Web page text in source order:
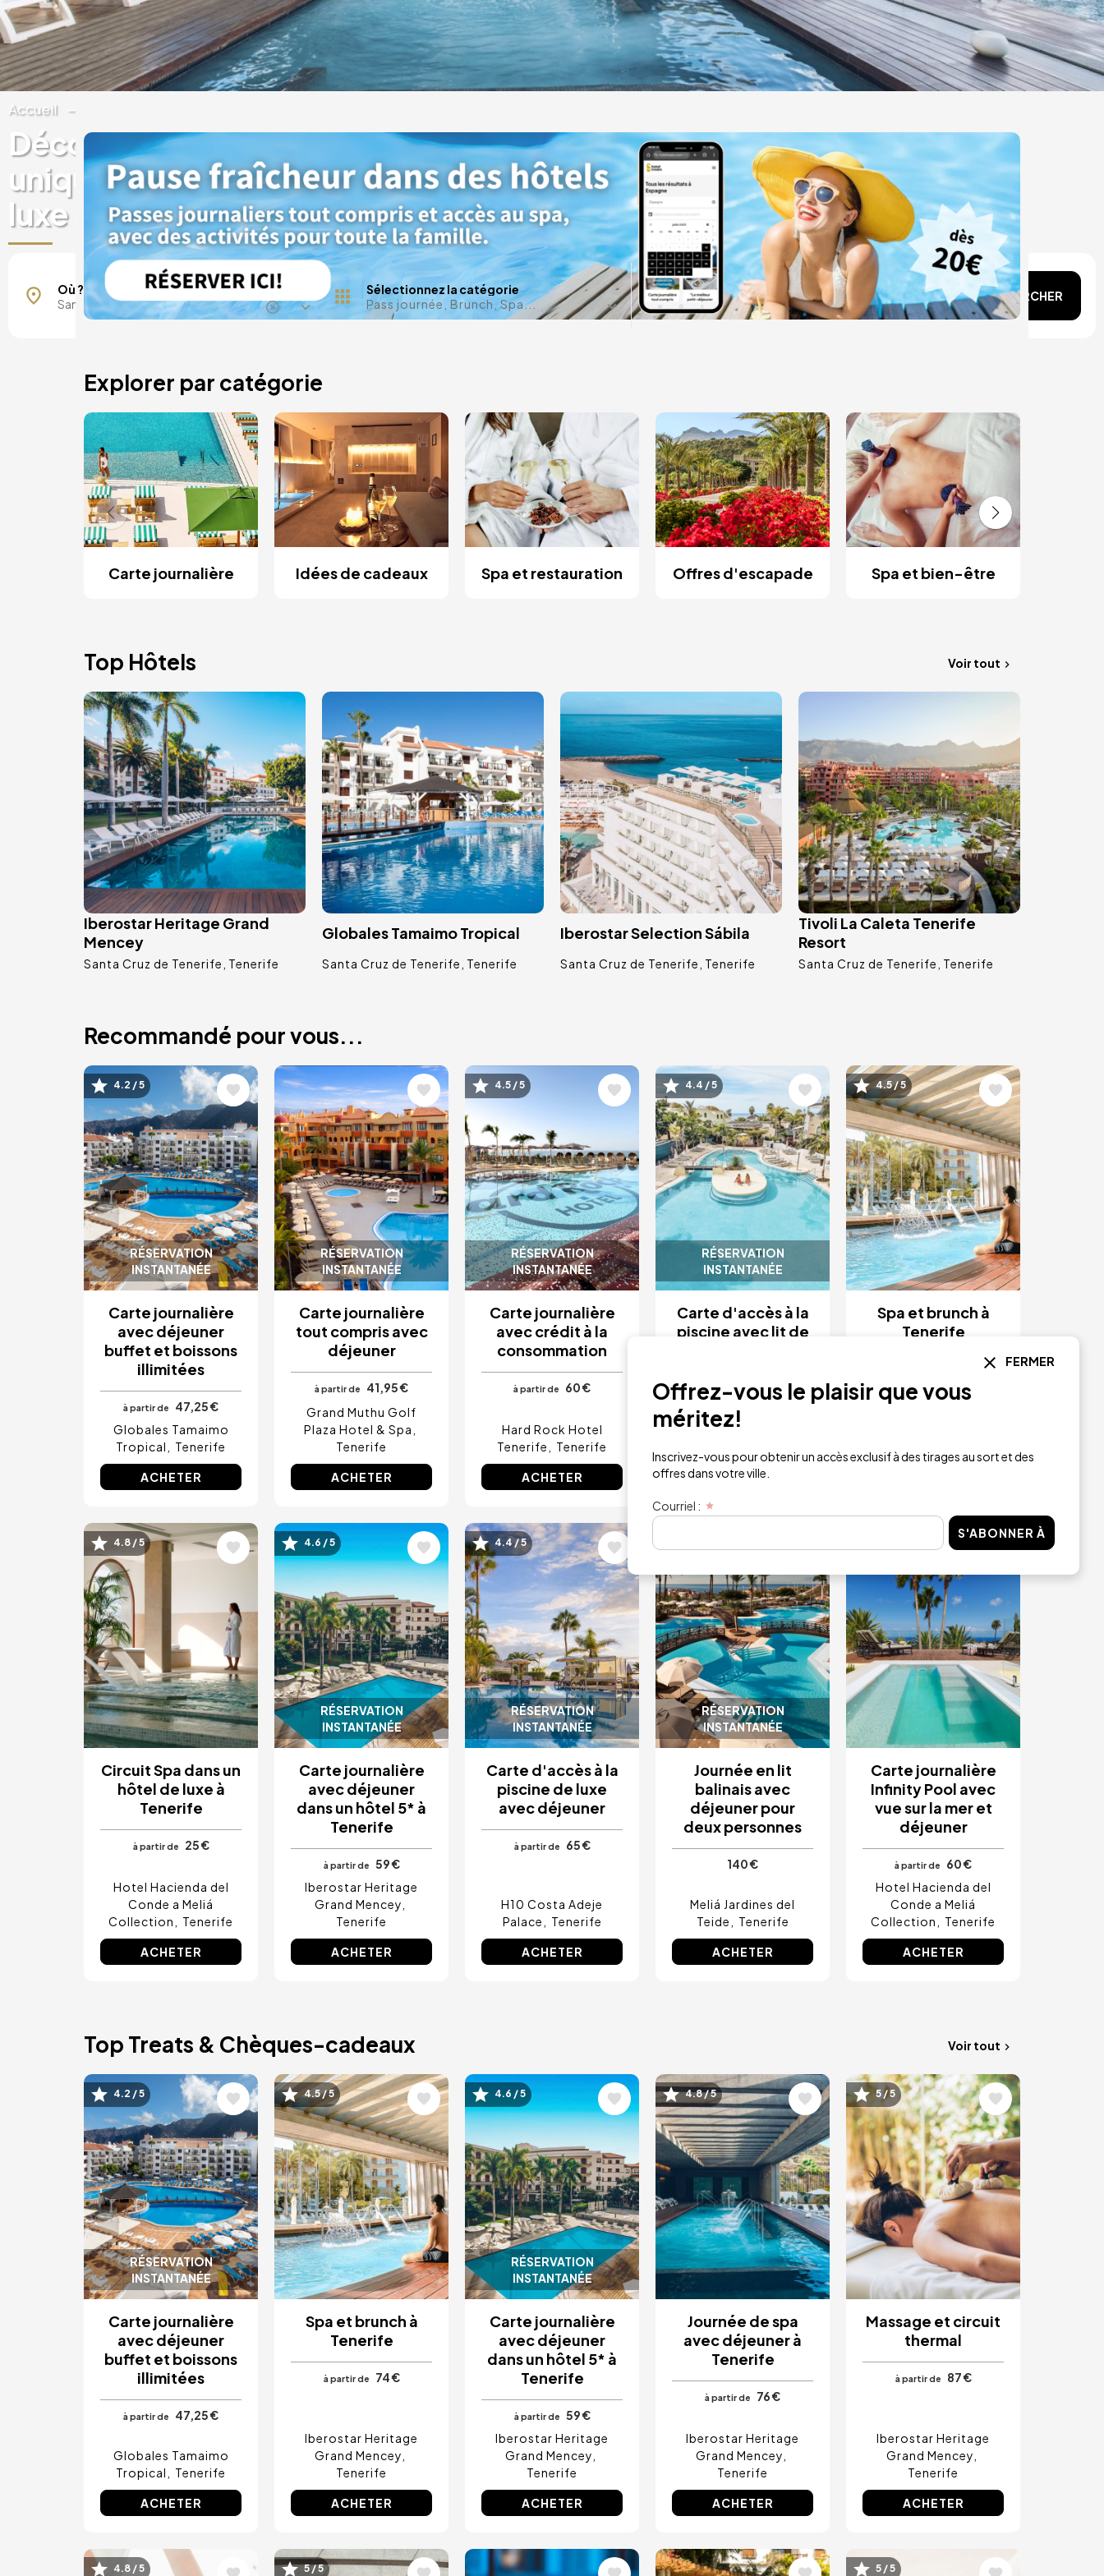
Accueil
Découvrez des expériences
uniques dans des hôtels de
luxe à Santa Cruz de Tenerife
Où ?
Sélectionnez la catégorie
Pass journée, Brunch, Spa...
Une date en tête ?
RECHERCHER
Explorer par catégorie
Carte journalière Idées de cadeaux Spa et restauration Offres d'escapade Spa et bien-être
Top Hôtels Voir tout
Image
Iberostar Heritage Grand
Mencey
Santa Cruz de Tenerife Tenerife
Image
Globales Tamaimo Tropical
Santa Cruz de Tenerife Tenerife
Image
Iberostar Selection Sábila
Santa Cruz de Tenerife Tenerife
Tivoli La Caleta Tenerife
Resort
Santa Cruz de Tenerife Tenerife
Recommandé pour vous...
RÉSERVATION
INSTANTANÉE
Image
4.2 / 5
Carte journalière
avec déjeuner
buffet et boissons
illimitées
à partir de
47,25 €
Globales Tamaimo
Tropical
Tenerife
ACHETER
RÉSERVATION
INSTANTANÉE
Image
Carte journalière
tout compris avec
déjeuner
à partir de
41,95 €
Grand Muthu Golf
Plaza Hotel & Spa
Tenerife
ACHETER
RÉSERVATION
INSTANTANÉE
Image
4.5 / 5
Carte journalière
avec crédit à la
consommation
à partir de 60 €
Hard Rock Hotel
Tenerife
Tenerife
ACHETER
RÉSERVATION
INSTANTANÉE
Image
4.4 / 5
Carte d'accès à la
piscine avec lit de
Hotel Suite Villa Maria
ACHETER
Image
4.5 / 5
Spa et brunch à
Tenerife
Image
4.8 / 5
Circuit Spa dans un
hôtel de luxe à
Tenerife
à partir de 25 €
Hotel Hacienda del
Conde a Meliá
Collection
Tenerife
ACHETER
RÉSERVATION
INSTANTANÉE
Image
4.6 / 5
Carte journalière
avec déjeuner
dans un hôtel 5* à
Tenerife
à partir de
59 €
Iberostar Heritage
Grand Mencey
Tenerife
ACHETER
RÉSERVATION
INSTANTANÉE
Image
4.4 / 5
Carte d'accès à la
piscine de luxe
avec déjeuner
à partir de 65 €
H10 Costa Adeje
Palace
Tenerife
ACHETER
RÉSERVATION
INSTANTANÉE
Image
Journée en lit
balinais avec
déjeuner pour
deux personnes
140 €
Meliá Jardines del
Teide
Tenerife
ACHETER
Image
Carte journalière
Infinity Pool avec
vue sur la mer et
déjeuner
à partir de
60 €
Hotel Hacienda del
Conde a Meliá
Collection
Tenerife
ACHETER
Top Treats & Chèques-cadeaux Voir tout
RÉSERVATION
INSTANTANÉE
Image
4.2 / 5
Carte journalière
avec déjeuner
buffet et boissons
illimitées
à partir de 47,25 €
Globales Tamaimo
Tropical
Tenerife
ACHETER
Image
4.5 / 5
Spa et brunch à
Tenerife
à partir de 74 €
Iberostar Heritage
Grand Mencey
Tenerife
ACHETER
RÉSERVATION
INSTANTANÉE
Image
4.6 / 5
Carte journalière
avec déjeuner
dans un hôtel 5* à
Tenerife
à partir de
59 €
Iberostar Heritage
Grand Mencey
Tenerife
ACHETER
Image
4.8 / 5
Journée de spa
avec déjeuner à
Tenerife
à partir de 76 €
Iberostar Heritage
Grand Mencey
Tenerife
ACHETER
Image
5 / 5
Massage et circuit
thermal
à partir de 87 €
Iberostar Heritage
Grand Mencey
Tenerife
ACHETER
Image
4.8 / 5 Image
5 / 5 Image Image Image
5 / 5
FERMER
Offrez-vous le plaisir que vous
méritez!
Inscrivez-vous pour obtenir un accès exclusif à des tirages au sort et des
offres dans votre ville.
Courriel :
S'ABONNER À